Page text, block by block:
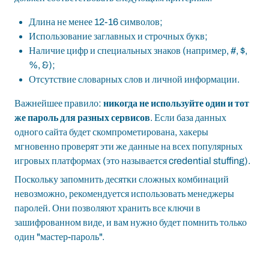
Длина не менее 12-16 символов;
Использование заглавных и строчных букв;
Наличие цифр и специальных знаков (например, #, $,
%, &);
Отсутствие словарных слов и личной информации.
Важнейшее правило: никогда не используйте один и тот
же пароль для разных сервисов. Если база данных
одного сайта будет скомпрометирована, хакеры
мгновенно проверят эти же данные на всех популярных
игровых платформах (это называется credential stuffing).
Поскольку запомнить десятки сложных комбинаций
невозможно, рекомендуется использовать менеджеры
паролей. Они позволяют хранить все ключи в
зашифрованном виде, и вам нужно будет помнить только
один "мастер-пароль".